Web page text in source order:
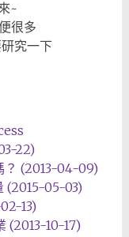
~
很多
究一下
22)
？ (2013-04-09)
(2015-05-03)
13)
(2013-10-17)